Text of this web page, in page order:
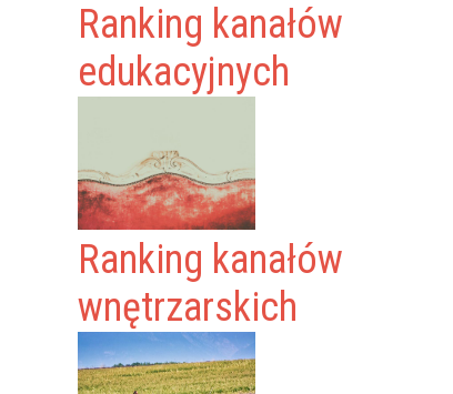
Ranking kanałów
edukacyjnych
Ranking kanałów
wnętrzarskich